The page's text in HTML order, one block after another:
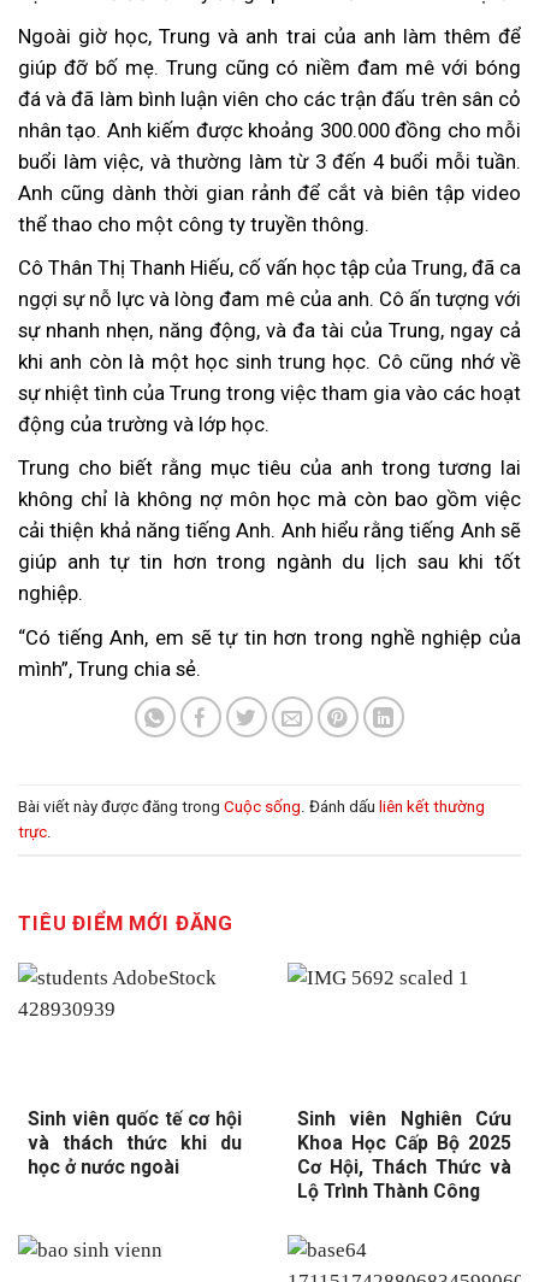
Ngoài giờ học, Trung và anh trai của anh làm thêm để
giúp đỡ bố mẹ. Trung cũng có niềm đam mê với bóng
đá và đã làm bình luận viên cho các trận đấu trên sân cỏ
nhân tạo. Anh kiếm được khoảng 300.000 đồng cho mỗi
buổi làm việc, và thường làm từ 3 đến 4 buổi mỗi tuần.
Anh cũng dành thời gian rảnh để cắt và biên tập video
thể thao cho một công ty truyền thông.
Cô Thân Thị Thanh Hiếu, cố vấn học tập của Trung, đã ca
ngợi sự nỗ lực và lòng đam mê của anh. Cô ấn tượng với
sự nhanh nhẹn, năng động, và đa tài của Trung, ngay cả
khi anh còn là một học sinh trung học. Cô cũng nhớ về
sự nhiệt tình của Trung trong việc tham gia vào các hoạt
động của trường và lớp học.
Trung cho biết rằng mục tiêu của anh trong tương lai
không chỉ là không nợ môn học mà còn bao gồm việc
cải thiện khả năng tiếng Anh. Anh hiểu rằng tiếng Anh sẽ
giúp anh tự tin hơn trong ngành du lịch sau khi tốt
nghiệp.
“Có tiếng Anh, em sẽ tự tin hơn trong nghề nghiệp của
mình”, Trung chia sẻ.
Bài viết này được đăng trong Cuộc sống. Đánh dấu liên kết thường
trực.
TIÊU ĐIỂM MỚI ĐĂNG
Sinh viên quốc tế cơ hội
và thách thức khi du
học ở nước ngoài
Sinh viên Nghiên Cứu
Khoa Học Cấp Bộ 2025
Cơ Hội, Thách Thức và
Lộ Trình Thành Công